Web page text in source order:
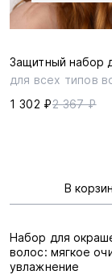
Защитный набор
для всех типов
1 302 ₽2 367 ₽
В
Набор для
волос: мягкое
увлажнение